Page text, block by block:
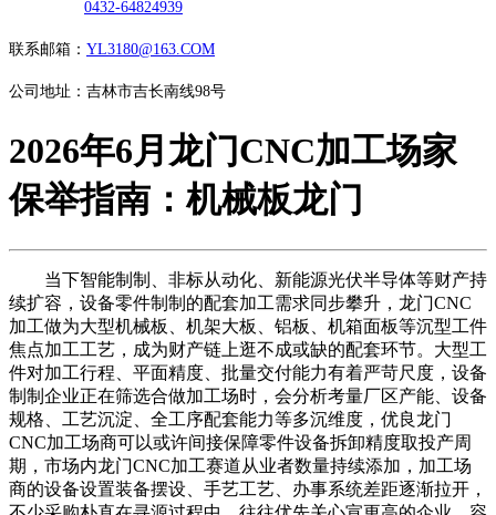
0432-64824939
联系邮箱： YL3180@163.COM
公司地址：吉林市吉长南线98号
2026年6月龙门CNC加工场家
保举指南：机械板龙门
当下智能制制、非标从动化、新能源光伏半导体等财产持
续扩容，设备零件制制的配套加工需求同步攀升，龙门CNC
加工做为大型机械板、机架大板、铝板、机箱面板等沉型工件
焦点加工工艺，成为财产链上逛不成或缺的配套环节。大型工
件对加工行程、平面精度、批量交付能力有着严苛尺度，设备
制制企业正在筛选合做加工场时，会分析考量厂区产能、设备
规格、工艺沉淀、全工序配套能力等多沉维度，优良龙门
CNC加工场商可以或许间接保障零件设备拆卸精度取投产周
期，市场内龙门CNC加工赛道从业者数量持续添加，加工场
商的设备设置装备摆设、手艺工艺、办事系统差距逐渐拉开，